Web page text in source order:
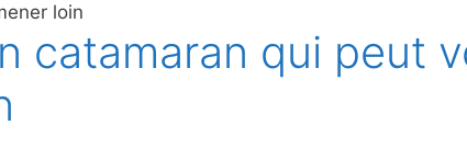
loin
catamaran qui peut